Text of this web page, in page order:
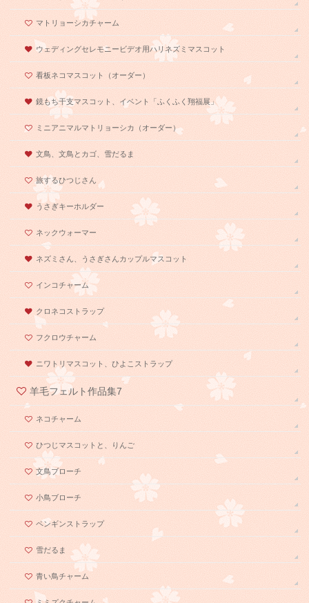
マトリョーシカチャーム
ウェディングセレモニービデオ用ハリネズミマスコット
看板ネコマスコット（オーダー）
鏡もち干支マスコット、イベント「ふくふく翔福展」
ミニアニマルマトリョーシカ（オーダー）
文鳥、文鳥とカゴ、雪だるま
旅するひつじさん
うさぎキーホルダー
ネックウォーマー
ネズミさん、うさぎさんカップルマスコット
インコチャーム
クロネコストラップ
フクロウチャーム
ニワトリマスコット、ひよこストラップ
羊毛フェルト作品集7
ネコチャーム
ひつじマスコットと、りんご
文鳥ブローチ
小鳥ブローチ
ペンギンストラップ
雪だるま
青い鳥チャーム